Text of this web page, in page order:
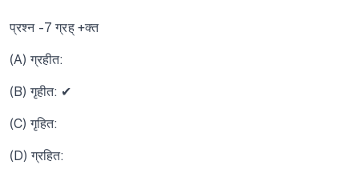
प्रश्न -7 ग्रह् +क्त
(A) ग्रहीत:
(B) गृहीत: ✔
(C) गृहित:
(D) ग्रहित: